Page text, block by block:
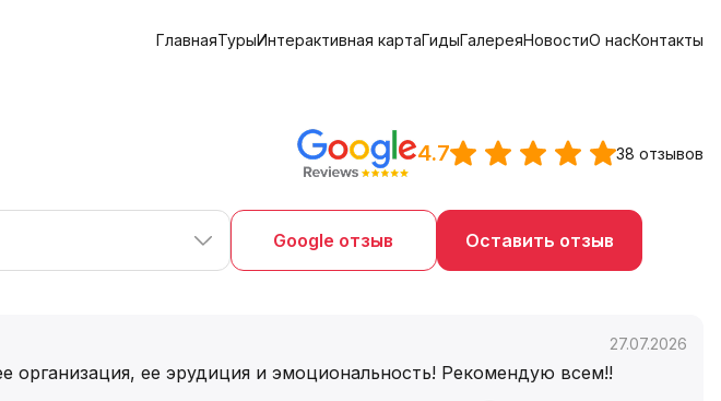
ГлавнаяТурыИнтерактивная картаГидыГалереяНовостиО насКонтакты
4.7 38 отзывов
Google отзыв Оставить отзыв
27.07.2026
организация, ее эрудиция и эмоциональность! Рекомендую всем!!